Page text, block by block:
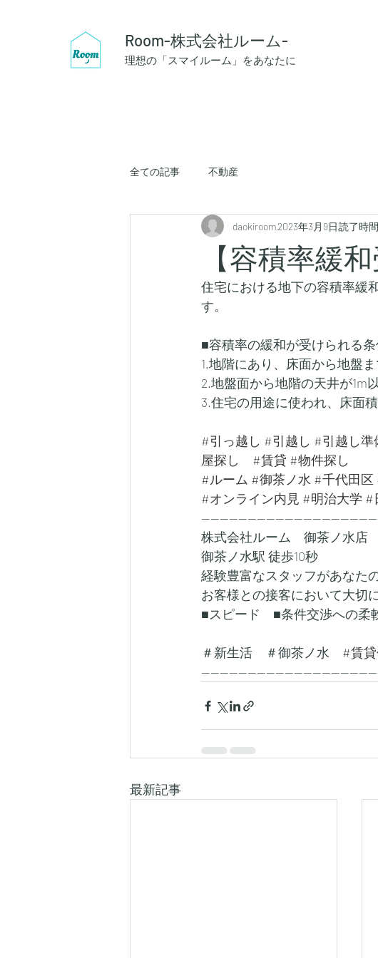
Room-株式会社ルーム-
理想の「スマイルーム」をあなたに
全ての記事 不動産
【容積率緩
daokiroom2023年3月9日読了時
住宅における地下の容積率緩
す。
■容積率の緩和が受けられる
1.地階にあり、床面から地盤
2.地盤面から地階の天井が1m
3.住宅の用途に使われ、床面
#引っ越し #引越し #引越し準
屋探し
#賃貸 #物件探し
#ルーム #御茶ノ水 #千代田区
#オンライン内見 #明治大学 #
株式会社ルーム　御茶ノ水店
御茶ノ水駅 徒歩10秒
経験豊富なスタッフがあなた
お客様との接客において大切
■スピード　■条件交渉への柔
＃新生活　＃御茶ノ水 #賃
最新記事